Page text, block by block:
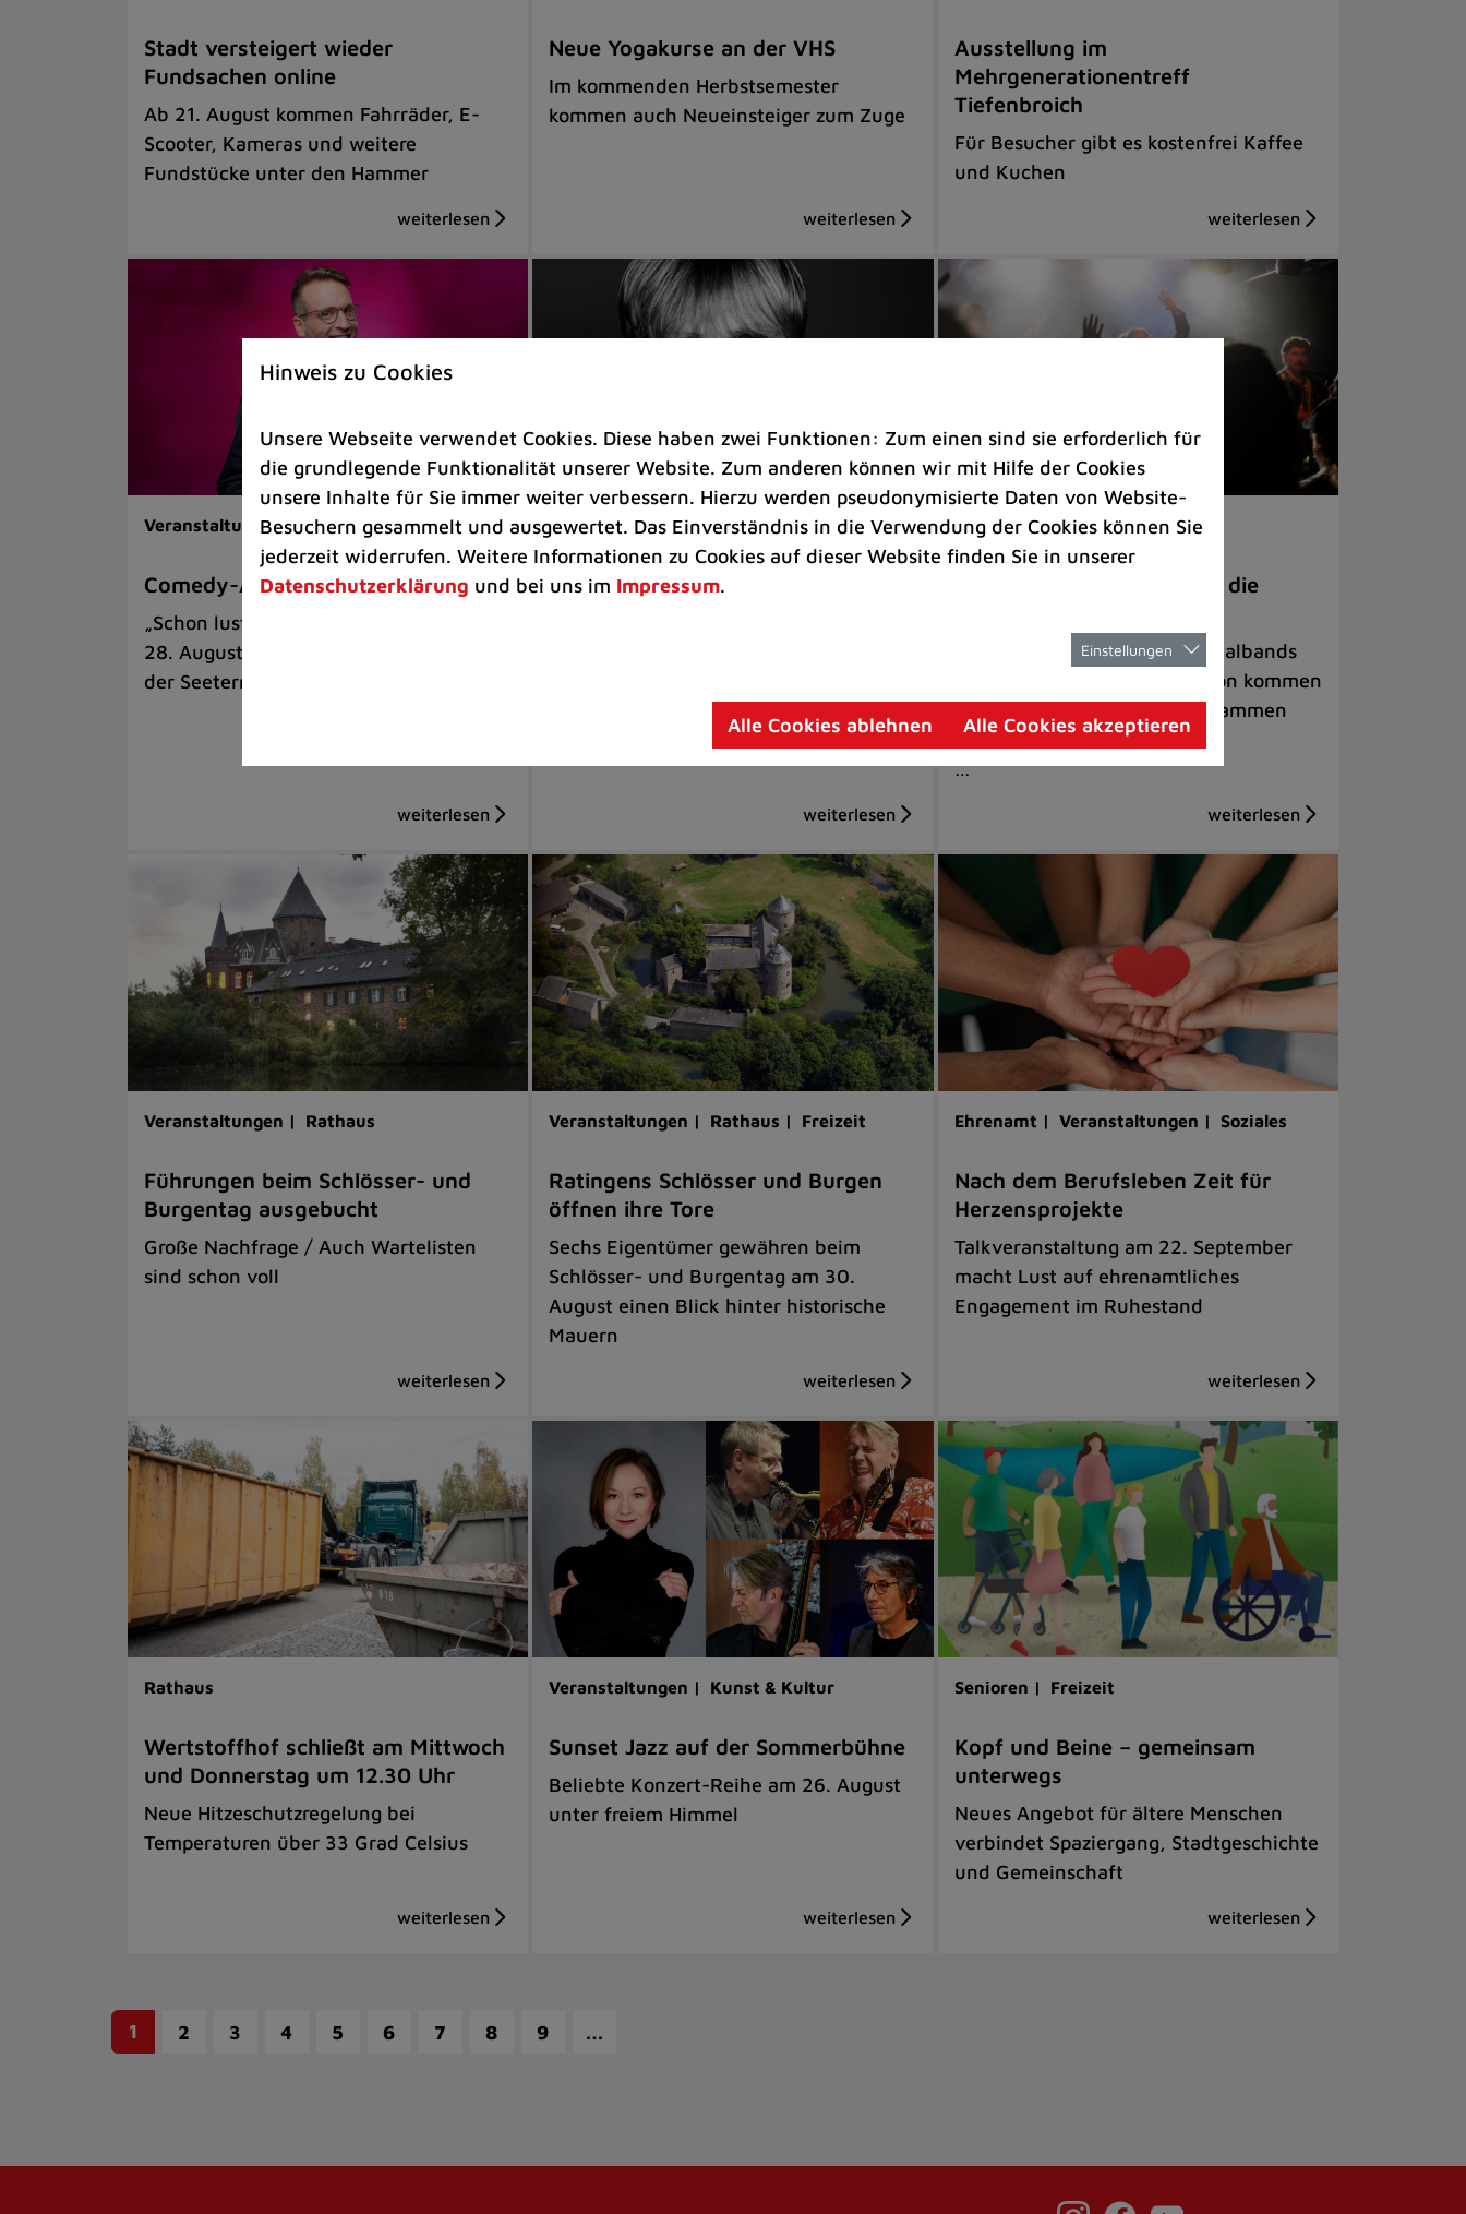
Stadt versteigert wieder
Fundsachen online
Ab 21. August kommen Fahrräder, E-
Scooter, Kameras und weitere
Fundstücke unter den Hammer
Neue Yogakurse an der VHS
Im kommenden Herbstsemester
kommen auch Neueinsteiger zum Zuge
Ausstellung im
Mehrgenerationentreff
Tiefenbroich
Für Besucher gibt es kostenfrei Kaffee
und Kuchen
Veranstaltungen | Kunst & Kultur
Comedy-Abend mit Benni Stark
„Schon lustig, wenn’s witzig ist!“ am
28. August auf der Sommerbühne an
der Seeterrasse
Veranstaltungen
Kultkicker Ansgar Brinkmann
Veranstaltungen
„Manege Madness“ bringt die
Internationale Rock- und Metalbands
und starke Acts aus der Region kommen
am 17. Oktober in Lintorf zusammen
…
Veranstaltungen | Rathaus
Führungen beim Schlösser- und
Burgentag ausgebucht
Große Nachfrage / Auch Wartelisten
sind schon voll
Veranstaltungen | Rathaus | Freizeit
Ratingens Schlösser und Burgen
öffnen ihre Tore
Sechs Eigentümer gewähren beim
Schlösser- und Burgentag am 30.
August einen Blick hinter historische
Mauern
Ehrenamt | Veranstaltungen | Soziales
Nach dem Berufsleben Zeit für
Herzensprojekte
Talkveranstaltung am 22. September
macht Lust auf ehrenamtliches
Engagement im Ruhestand
Rathaus
Wertstoffhof schließt am Mittwoch
und Donnerstag um 12.30 Uhr
Neue Hitzeschutzregelung bei
Temperaturen über 33 Grad Celsius
Veranstaltungen | Kunst & Kultur
Sunset Jazz auf der Sommerbühne
Beliebte Konzert-Reihe am 26. August
unter freiem Himmel
Senioren | Freizeit
Kopf und Beine – gemeinsam
unterwegs
Neues Angebot für ältere Menschen
verbindet Spaziergang, Stadtgeschichte
und Gemeinschaft
1 2 3 4 5 6 7 8 9 …
Hinweis zu Cookies
Unsere Webseite verwendet Cookies. Diese haben zwei Funktionen: Zum einen sind sie erforderlich für
die grundlegende Funktionalität unserer Website. Zum anderen können wir mit Hilfe der Cookies
unsere Inhalte für Sie immer weiter verbessern. Hierzu werden pseudonymisierte Daten von Website-
Besuchern gesammelt und ausgewertet. Das Einverständnis in die Verwendung der Cookies können Sie
jederzeit widerrufen. Weitere Informationen zu Cookies auf dieser Website finden Sie in unserer
Datenschutzerklärung und bei uns im Impressum.
Einstellungen
Alle Cookies ablehnen Alle Cookies akzeptieren